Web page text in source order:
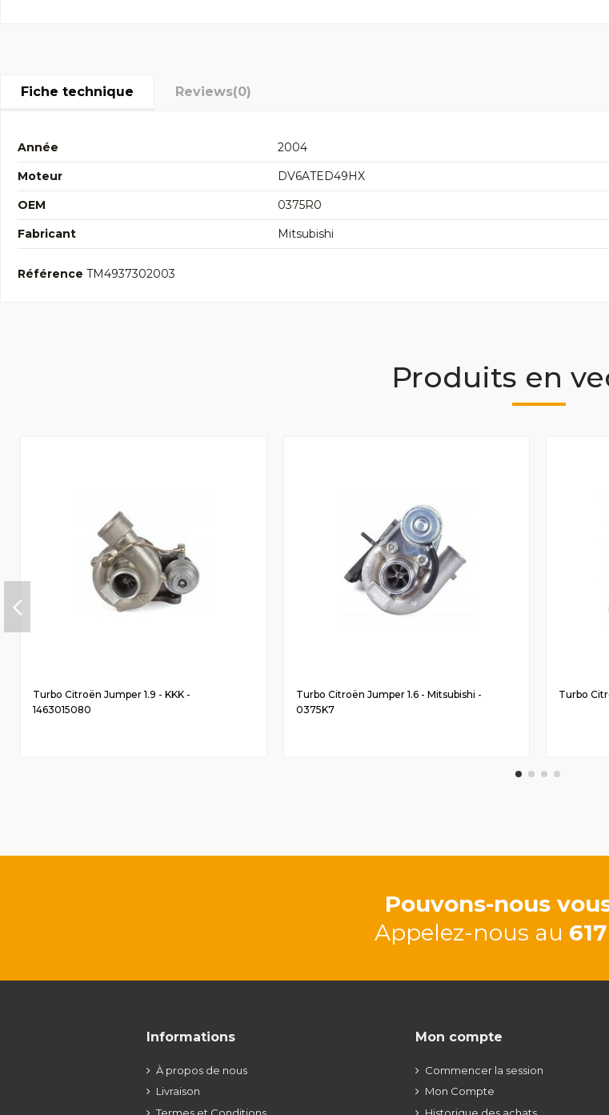
Fiche technique Reviews(0)
Année
2004
Moteur
DV6ATED49HX
OEM
0375R0
Fabricant
Mitsubishi
Référence TM4937302003
Produits en
Turbo Citroën Jumper 1.9 - KKK -
1463015080
Turbo Citroën Jumper 1.6 - Mitsubishi -
0375K7
Turbo
Pouvons-nous
Appelez-nous au
Informations
À propos de nous
Livraison
Mon compte
Commencer la session
Mon Compte